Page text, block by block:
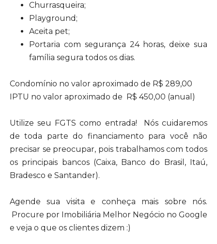
Churrasqueira;
Playground;
Aceita pet;
Portaria com segurança 24 horas, deixe sua
família segura todos os dias.
Condomínio no valor aproximado de R$ 289,00
IPTU no valor aproximado de R$ 450,00 (anual)
Utilize seu FGTS como entrada! Nós cuidaremos
de toda parte do financiamento para você não
precisar se preocupar, pois trabalhamos com todos
os principais bancos (Caixa, Banco do Brasil, Itaú,
Bradesco e Santander).
Agende sua visita e conheça mais sobre nós.
Procure por Imobiliária Melhor Negócio no Google
e veja o que os clientes dizem :)